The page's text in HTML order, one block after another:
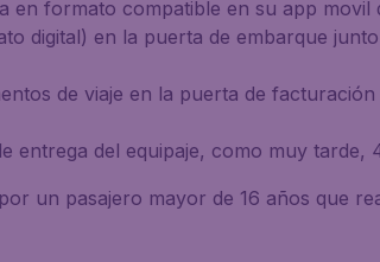
en formato compatible en su app movil
digital) en la puerta de embarque
de viaje en la puerta de
entrega del equipaje, como muy tarde,
un pasajero mayor de 16 años que